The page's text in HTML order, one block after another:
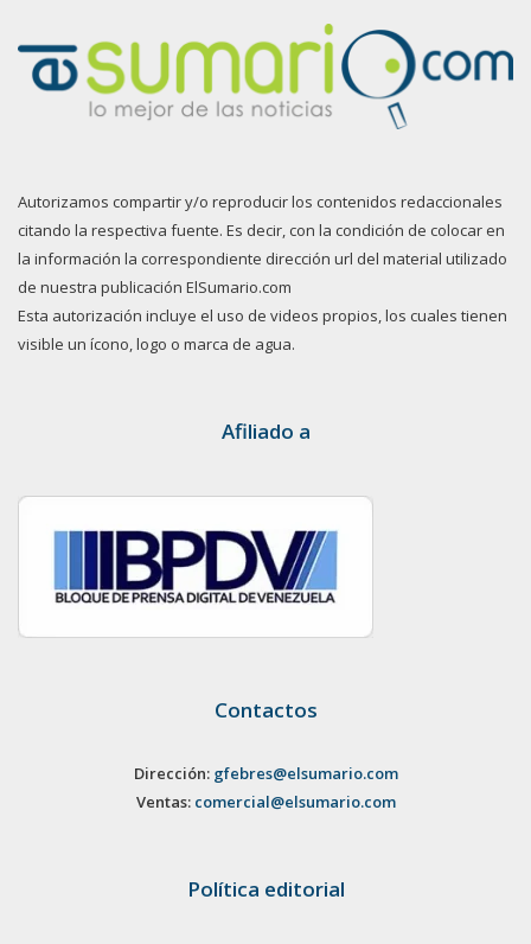
Autorizamos compartir y/o reproducir los contenidos redaccionales
citando la respectiva fuente. Es decir, con la condición de colocar en
la información la correspondiente dirección url del material utilizado
de nuestra publicación ElSumario.com
Esta autorización incluye el uso de videos propios, los cuales tienen
visible un ícono, logo o marca de agua.
Afiliado a
Contactos
Dirección: gfebres@elsumario.com
Ventas: comercial@elsumario.com
Política editorial